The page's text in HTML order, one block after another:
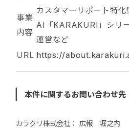
事業
内容
カスタマーサポート特化
AI「KARAKURI」シリ
運営など
URL https://
本件に関するお問い合わせ先
カラクリ株式会社： 広報 堀之内